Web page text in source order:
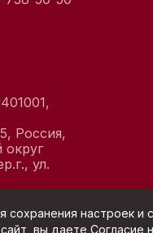
Россия,
округ
ул.
настроек и
вы даете Согласие